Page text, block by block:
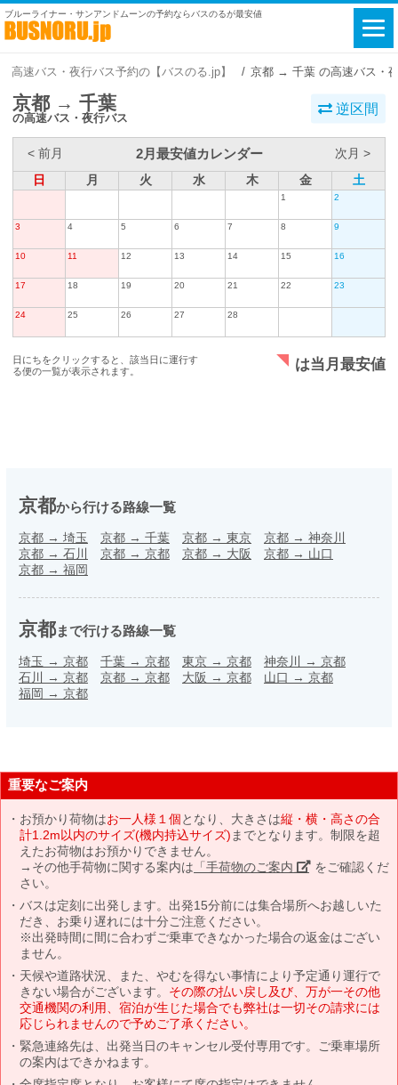
ブルーライナー・サンアンドムーンの予約ならバスのるが最安値
高速バス・夜行バス予約の【バスのる.jp】 京都 → 千葉 の高速バス・
京都 → 千葉
の高速バス・夜行バス
逆区間
< 前月 2月最安値カレンダー
次月 >
日
月 火 水 木 金 土
1 2
3 4 5 6 7 8 9
10 11 12 13 14 15 16
17 18 19 20 21 22 23
24 25 26 27 28
日にちをクリックすると、該当日に運行す
る便の一覧が表示されます。
は当月最安値
京都から行ける路線一覧
京都 → 埼玉 京都 → 千葉 京都 → 東京 京都 → 神奈川
京都 → 石川 京都 → 京都 京都 → 大阪 京都 → 山口
京都 → 福岡
京都まで行ける路線一覧
埼玉 → 京都 千葉 → 京都 東京 → 京都 神奈川 → 京都
石川 → 京都 京都 → 京都 大阪 → 京都 山口 → 京都
福岡 → 京都
重要なご案内
お預かり荷物はお一人様１個となり、大きさは縦・横・高さの合
計1.2m以内のサイズ(機内持込サイズ) までとなります。制限を超
えたお荷物はお預かりできません。
→その他手荷物に関する案内は 「手荷物のご案内」 をご確認くだ
さい。
バスは定刻に出発します。出発15分前には集合場所へお越しいた
だき、お乗り遅れには十分ご注意ください。
※出発時間に間に合わずご乗車できなかった場合の返金はござい
ません。
天候や道路状況、また、やむを得ない事情により予定通り運行で
きない場合がございます。 その際の払い戻し及び、万が一その他
交通機関の利用、宿泊が生じた場合でも弊社は一切その請求には
応じられませんので予めご了承ください。
緊急連絡先は、出発当日のキャンセル受付専用です。ご乗車場所
の案内はできかねます。